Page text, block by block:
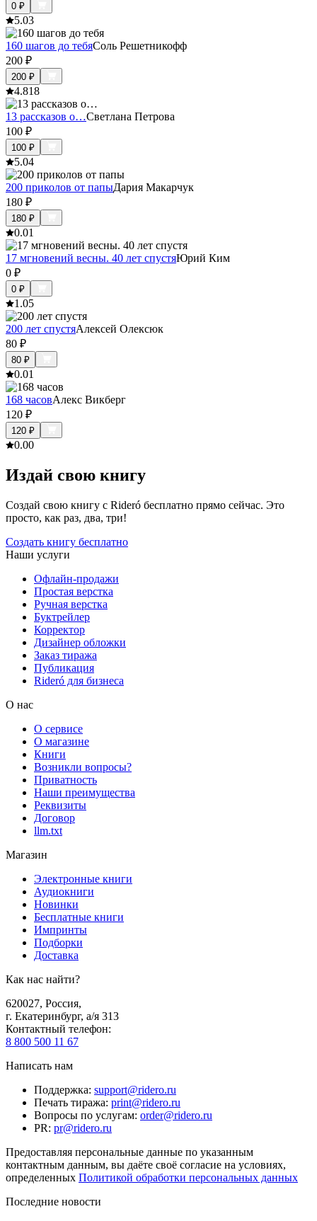
0 ₽
5.03
160 шагов до тебяСоль Решетникофф
200 ₽
200 ₽
4.818
13 рассказов о…Светлана Петрова
100 ₽
100 ₽
5.04
200 приколов от папыДария Макарчук
180 ₽
180 ₽
0.01
17 мгновений весны. 40 лет спустяЮрий Ким
0 ₽
0 ₽
1.05
200 лет спустяАлексей Олексюк
80 ₽
80 ₽
0.01
168 часовАлекс Викберг
120 ₽
120 ₽
0.00
Издай свою книгу
Создай свою книгу с Rideró бесплатно прямо сейчас. Это
просто, как раз, два, три!
Создать книгу бесплатно
Наши услуги
Офлайн-продажи
Простая верстка
Ручная верстка
Буктрейлер
Корректор
Дизайнер обложки
Заказ тиража
Публикация
Rideró для бизнеса
О нас
О сервисе
О магазине
Книги
Возникли вопросы?
Приватность
Наши преимущества
Реквизиты
Договор
llm.txt
Магазин
Электронные книги
Аудиокниги
Новинки
Бесплатные книги
Импринты
Подборки
Доставка
Как нас найти?
620027, Россия,
г. Екатеринбург, а/я 313
Контактный телефон:
8 800 500 11 67
Написать нам
Поддержка: support@ridero.ru
Печать тиража: print@ridero.ru
Вопросы по услугам: order@ridero.ru
PR: pr@ridero.ru
Предоставляя персональные данные по указанным
контактным данным, вы даёте своё согласие на условиях,
определенных Политикой обработки персональных данных
Последние новости